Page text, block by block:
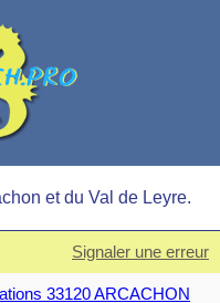
et du Val de Leyre.
Signaler une erreur
33120 ARCACHON